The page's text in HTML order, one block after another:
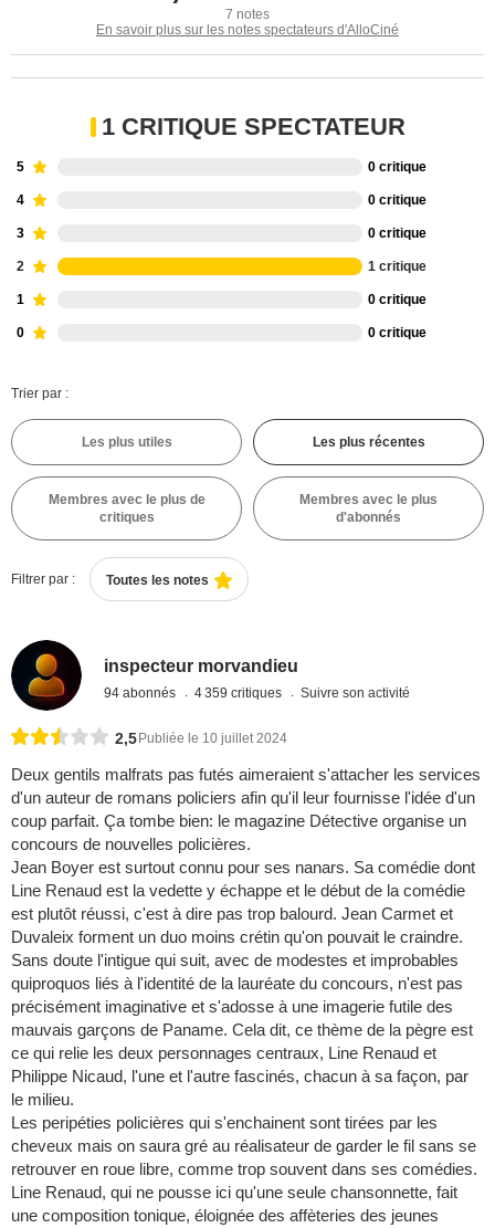
7 notes
En savoir plus sur les notes spectateurs d'AlloCiné
1 CRITIQUE SPECTATEUR
5 0 critique
4 0 critique
3 0 critique
2 1 critique
1 0 critique
0 0 critique
Trier par :
Les plus utiles Les plus récentes
Membres avec le plus de
critiques
Membres avec le plus
d'abonnés
Filtrer par : Toutes les notes
inspecteur morvandieu
94 abonnés 4 359 critiques Suivre son activité
2,5 Publiée le 10 juillet 2024
Deux gentils malfrats pas futés aimeraient s'attacher les services
d'un auteur de romans policiers afin qu'il leur fournisse l'idée d'un
coup parfait. Ça tombe bien: le magazine Détective organise un
concours de nouvelles policières.
Jean Boyer est surtout connu pour ses nanars. Sa comédie dont
Line Renaud est la vedette y échappe et le début de la comédie
est plutôt réussi, c'est à dire pas trop balourd. Jean Carmet et
Duvaleix forment un duo moins crétin qu'on pouvait le craindre.
Sans doute l'intigue qui suit, avec de modestes et improbables
quiproquos liés à l'identité de la lauréate du concours, n'est pas
précisément imaginative et s'adosse à une imagerie futile des
mauvais garçons de Paname. Cela dit, ce thème de la pègre est
ce qui relie les deux personnages centraux, Line Renaud et
Philippe Nicaud, l'une et l'autre fascinés, chacun à sa façon, par
le milieu.
Les peripéties policières qui s'enchainent sont tirées par les
cheveux mais on saura gré au réalisateur de garder le fil sans se
retrouver en roue libre, comme trop souvent dans ses comédies.
Line Renaud, qui ne pousse ici qu'une seule chansonnette, fait
une composition tonique, éloignée des affèteries des jeunes